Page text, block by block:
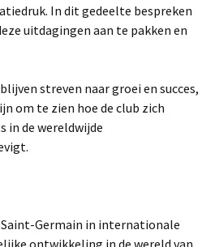
In dit gedeelte bespreken
uitdagingen aan te pakken en
streven naar groei en succes,
om te zien hoe de club zich
de wereldwijde
Germain in internationale
ontwikkeling in de wereld van